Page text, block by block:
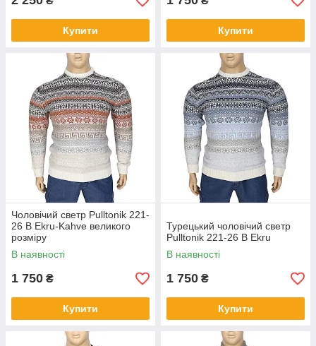
Купити Купити
Чоловічий светр Pulltonik 221-
26 B Ekru-Kahve великого
розміру
В наявності
1 750 ₴
Купити
Турецький чоловічий светр
Pulltonik 221-26 B Ekru
В наявності
1 750 ₴
Купити